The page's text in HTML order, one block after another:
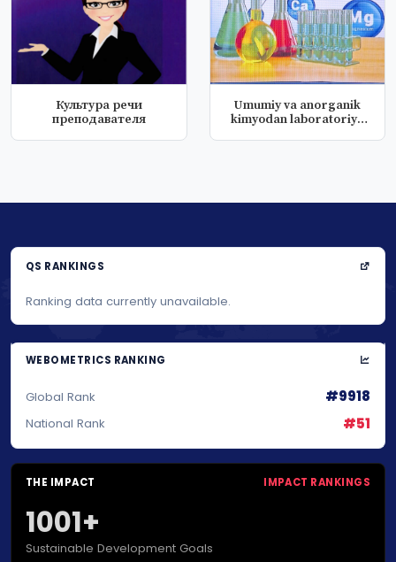
Культура речи
преподавателя
Umumiy va anorganik
kimyodan laboratoriya
QS RANKINGS
Ranking data currently unavailable.
WEBOMETRICS RANKING
Global Rank #9918
National Rank #51
THE IMPACT IMPACT RANKINGS
1001+
Sustainable Development Goals